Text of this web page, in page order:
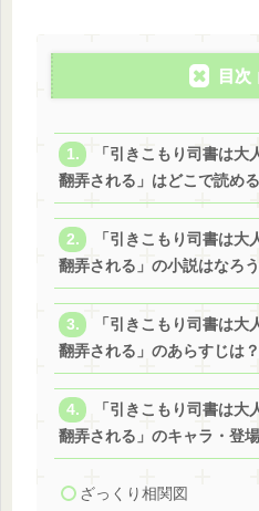
目次
「引きこもり司書は
翻弄される」はどこで読め
「引きこもり司書は
翻弄される」の小説はなろ
「引きこもり司書は
翻弄される」のあらすじは？
「引きこもり司書は
翻弄される」のキャラ・登
ざっくり相関図